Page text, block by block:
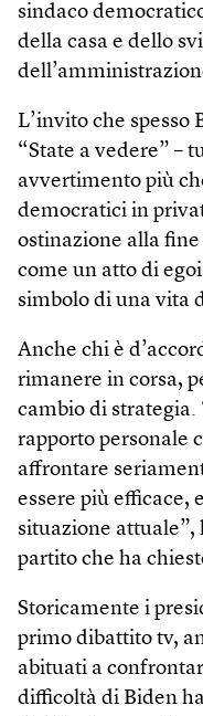
sindaco
della casa e dello
L’invito che spesso
“State a vedere” –
avvertimento più
democratici in
ostinazione alla
come un atto di
simbolo di una vita
Anche chi è
rimanere in corsa,
cambio di strategia.
rapporto personale
affrontare
essere più efficace,
situazione
partito che ha
Storicamente i
primo dibattito tv,
abituati a
difficoltà di Biden